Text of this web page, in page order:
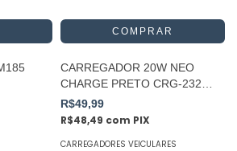
CARREGADOR 20W NEO
CHARGE PRETO CRG-232
HREBOS
R$49,99
R$48,49 com PIX
CARREGADORES VEICULARES